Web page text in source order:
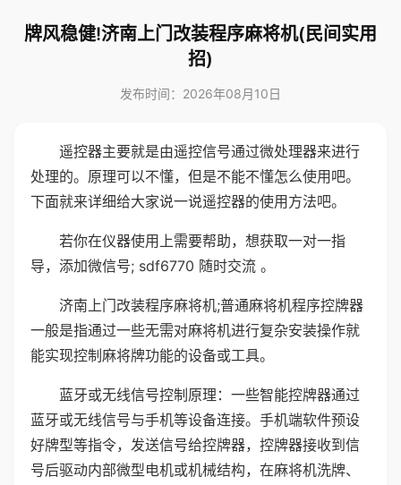
牌风稳健!济南上门改装程序麻将机(民间实用
招)
发布时间：2026年08月10日
遥控器主要就是由遥控信号通过微处理器来进行
处理的。原理可以不懂，但是不能不懂怎么使用吧。
下面就来详细给大家说一说遥控器的使用方法吧。
若你在仪器使用上需要帮助，想获取一对一指
导，添加微信号; sdf6770 随时交流 。
济南上门改装程序麻将机;普通麻将机程序控牌器
一般是指通过一些无需对麻将机进行复杂安装操作就
能实现控制麻将牌功能的设备或工具。
蓝牙或无线信号控制原理：一些智能控牌器通过
蓝牙或无线信号与手机等设备连接。手机端软件预设
好牌型等指令，发送信号给控牌器，控牌器接收到信
号后驱动内部微型电机或机械结构，在麻将机洗牌、